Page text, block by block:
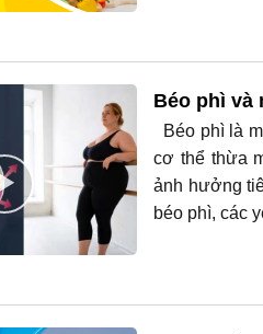
Béo phì và
Béo phì là
cơ thể thừa
ảnh hưởng
béo phì, các